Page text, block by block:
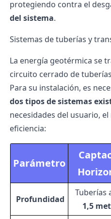
protegiendo contra el
del sistema.
Sistemas de tuberías y
La energía geotérmica se
circuito cerrado de
Para su instalación, es
dos tipos de sistemas
necesidades del usuario,
eficiencia:
Parámetro
️ Profundidad
Tuberías
1,5